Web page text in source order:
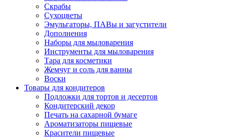
Скрабы
Сухоцветы
Эмульгаторы, ПАВы и загустители
Дополнения
Наборы для мыловарения
Инструменты для мыловарения
Тара для косметики
Жемчуг и соль для ванны
Воски
Товары для кондитеров
Подложки для тортов и десертов
Кондитерский декор
Печать на сахарной бумаге
Ароматизаторы пищевые
Красители пищевые